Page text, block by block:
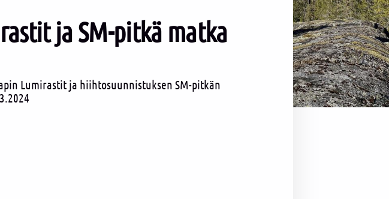
ja SM-pitkä matka
Lumirastit ja hiihtosuunnistuksen SM-pitkän